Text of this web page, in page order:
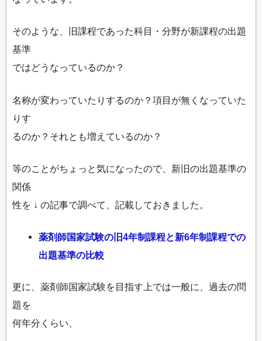
そのような、旧課程であった科目・分野が新課程の出題
基準
ではどうなっているのか？
名称が変わっていたりするのか？項目が無くなっていた
りす
るのか？それとも増えているのか？
等のことがちょっと気になったので、新旧の出題基準の
関係
性を ↓ の記事で調べて、記載しておきました。
薬剤師国家試験の旧4年制課程と新6年制課程での
出題基準の比較
更に、薬剤師国家試験を目指す上では一般に、過去の問
題を
何年分くらい、